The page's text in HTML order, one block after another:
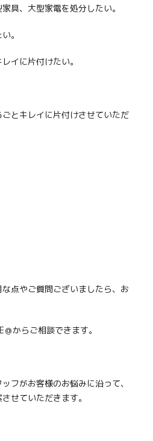
具、大型家電を処分したい。
。
イに片付けたい。
とキレイに片付けさせていただ
点やご質問ございましたら、お
からご相談できます。
フがお客様のお悩みに沿って、
せていただきます。